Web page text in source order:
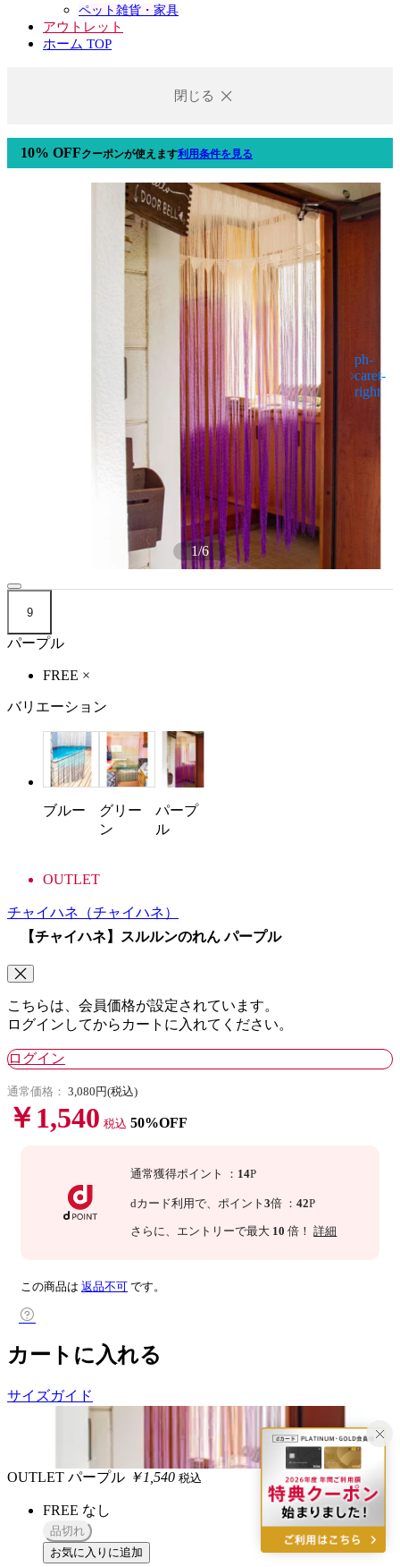
ペット雑貨・家具
アウトレット
ホーム TOP
閉じる
10% OFFクーポンが使えます利用条件を見る
1/6
9
パープル
FREE ×
バリエーション
ブルー
グリー
ン
パープ
ル
OUTLET
チャイハネ （チャイハネ）
【チャイハネ】スルルンのれん パープル
こちらは、会員価格が設定されています。
ログインしてからカートに入れてください。
ログイン
通常価格： 3,080円(税込)
￥1,540 税込 50%OFF
通常獲得ポイント ： 14P
dカード利用で、 ポイント3倍 ：42P
さらに 、エントリーで最大 10 倍！詳細
この商品は 返品不可 です。
カートに入れる
サイズガイド
OUTLET パープル ￥1,540 税込
FREE なし
品切れ
お気に入りに追加